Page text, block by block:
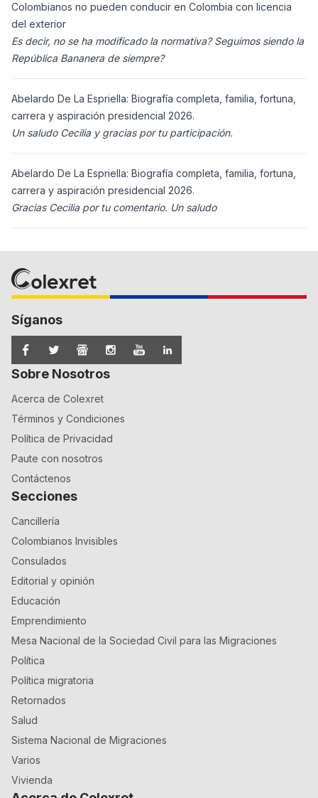
Colombianos no pueden conducir en Colombia con licencia
del exterior
Es decir, no se ha modificado la normativa? Seguimos siendo la
República Bananera de siempre?
Abelardo De La Espriella: Biografía completa, familia, fortuna,
carrera y aspiración presidencial 2026.
Un saludo Cecilia y gracias por tu participación.
Abelardo De La Espriella: Biografía completa, familia, fortuna,
carrera y aspiración presidencial 2026.
Gracias Cecilia por tu comentario. Un saludo
Síganos
Sobre Nosotros
Acerca de Colexret
Términos y Condiciones
Política de Privacidad
Paute con nosotros
Contáctenos
Secciones
Cancillería
Colombianos Invisibles
Consulados
Editorial y opinión
Educación
Emprendimiento
Mesa Nacional de la Sociedad Civil para las Migraciones
Política
Política migratoria
Retornados
Salud
Sistema Nacional de Migraciones
Varios
Vivienda